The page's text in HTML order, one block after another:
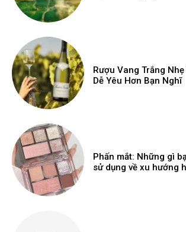
Rượu Vang Trắng
Dễ Yêu Hơn Bạn Nghĩ
Phấn mắt: Những gì
sử dụng về xu hướng